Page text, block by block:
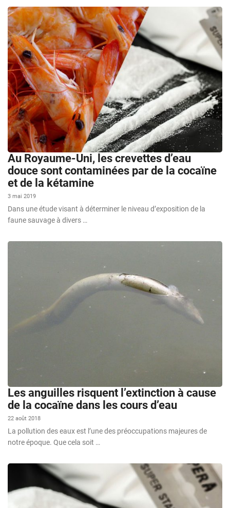
Au Royaume-Uni, les crevettes d’eau
douce sont contaminées par de la cocaïne
et de la kétamine
3 mai 2019
Dans une étude visant à déterminer le niveau d’exposition de la
faune sauvage à divers …
Les anguilles risquent l’extinction à cause
de la cocaïne dans les cours d’eau
22 août 2018
La pollution des eaux est l’une des préoccupations majeures de
notre époque. Que cela soit …